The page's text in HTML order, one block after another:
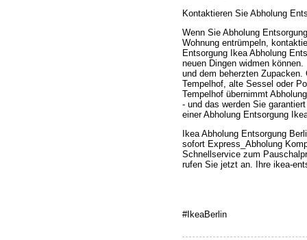
Kontaktieren Sie Abholung
Wenn Sie Abholung
Wohnung entrümpeln,
Entsorgung Ikea Abholung
neuen Dingen widmen
und dem beherzten Zupacken.
Tempelhof, alte Sessel oder
Tempelhof übernimmt
- und das werden Sie
einer Abholung Entsorgung
Ikea Abholung Entsorgung
sofort Express_Abholung
Schnellservice zum
rufen Sie jetzt an. Ihre ikea-
#IkeaBerlin